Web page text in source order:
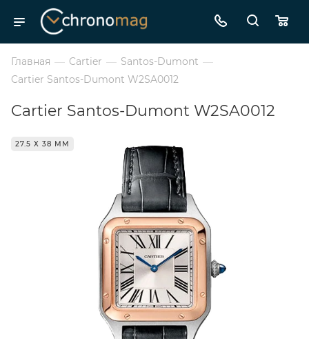
Главная — Cartier — Santos-Dumont —
Cartier Santos-Dumont W2SA0012
Cartier Santos-Dumont W2SA0012
27.5 Х 38 ММ